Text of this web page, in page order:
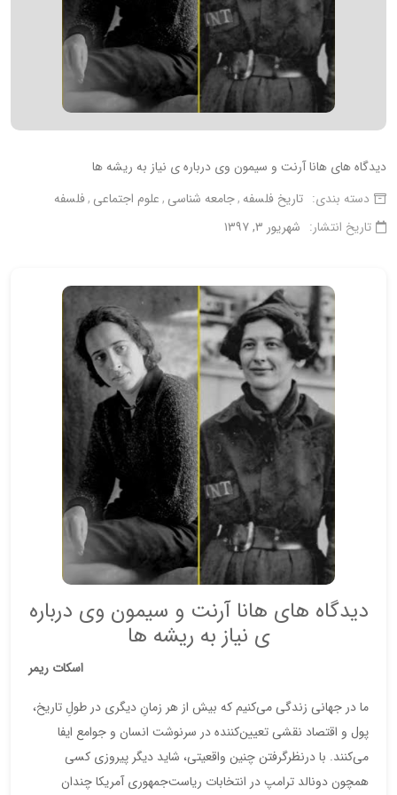
دیدگاه های هانا آرنت و سیمون وی درباره ی نیاز به ریشه ها
دسته بندی: تاریخ فلسفه جامعه شناسی علوم اجتماعی فلسفه
تاریخ انتشار: شهریور ۳, ۱۳۹۷
دیدگاه های هانا آرنت و سیمون وی درباره
ی نیاز به ریشه ها
اسکات ریمر
ما در جهانی زندگی می‌کنیم که بیش از هر زمانِ دیگری در طولِ تاریخ،
پول و اقتصاد نقشی تعیین‌کننده در سرنوشت انسان و جوامع ایفا
می‌کنند. با درنظرگرفتن چنین واقعیتی، شاید دیگر پیروزی کسی
همچون دونالد ترامپ در انتخابات ریاست‌جمهوری آمریکا چندان